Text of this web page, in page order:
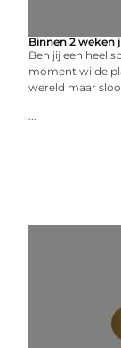
Binnen 2 weken
Ben jij een heel
moment wilde
wereld maar
...